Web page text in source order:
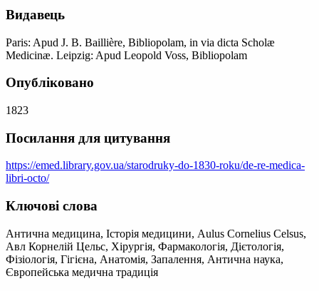
Видавець
Paris: Apud J. B. Baillière, Bibliopolam, in via dicta Scholæ
Medicinæ. Leipzig: Apud Leopold Voss, Bibliopolam
Опубліковано
1823
Посилання для цитування
https://emed.library.gov.ua/starodruky-do-1830-roku/de-re-medica-
libri-octo/
Ключові слова
Антична медицина, Історія медицини, Aulus Cornelius Celsus,
Авл Корнелій Цельс, Хірургія, Фармакологія, Дієтологія,
Фізіологія, Гігієна, Анатомія, Запалення, Антична наука,
Європейська медична традиція